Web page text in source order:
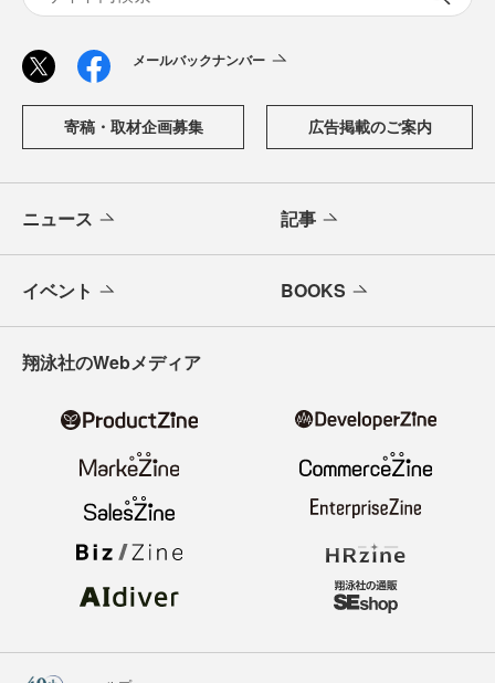
メールバックナンバー
寄稿・取材企画募集 広告掲載のご案内
ニュース 記事
イベント BOOKS
翔泳社のWebメディア